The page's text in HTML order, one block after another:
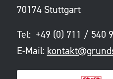
70174 Stuttgart
Tel: +49 (0) 711 / 540
E-Mail: